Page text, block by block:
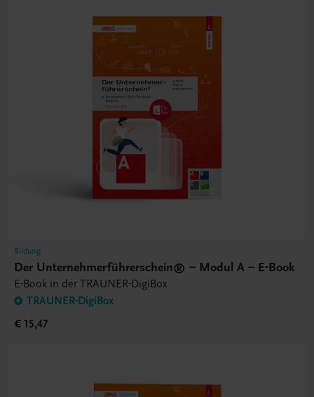
Bildung
Der Unternehmerführerschein® – Modul A – E-Book
E-Book in der TRAUNER-DigiBox
TRAUNER-DigiBox
€ 15,47